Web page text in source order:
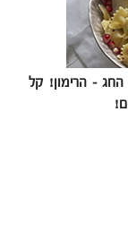
– הרימון! קל